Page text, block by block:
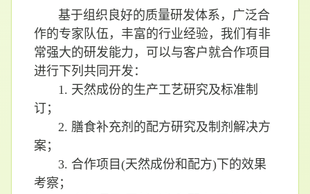
基于组织良好的质量研发体系，广泛合
作的专家队伍，丰富的行业经验，我们有非
常强大的研发能力，可以与客户就合作项目
进行下列共同开发：
1. 天然成份的生产工艺研究及标准制
订；
2. 膳食补充剂的配方研究及制剂解决方
案；
3. 合作项目(天然成份和配方)下的效果
考察；